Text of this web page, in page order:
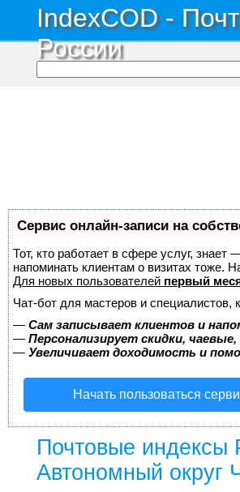
IndexCOD -
России
Сервис онлайн-записи на
Тот, кто работает в сфере услуг,
напоминать клиентам о визитах
Для новых пользователей первый
Чат-бот для мастеров и специалистов,
— Сам записывает клиентов и
— Персонализирует скидки,
— Увеличивает доходимость и
Начать пользоваться
Почтовые
Автономный округ